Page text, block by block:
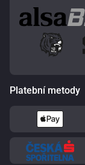
Platební metody